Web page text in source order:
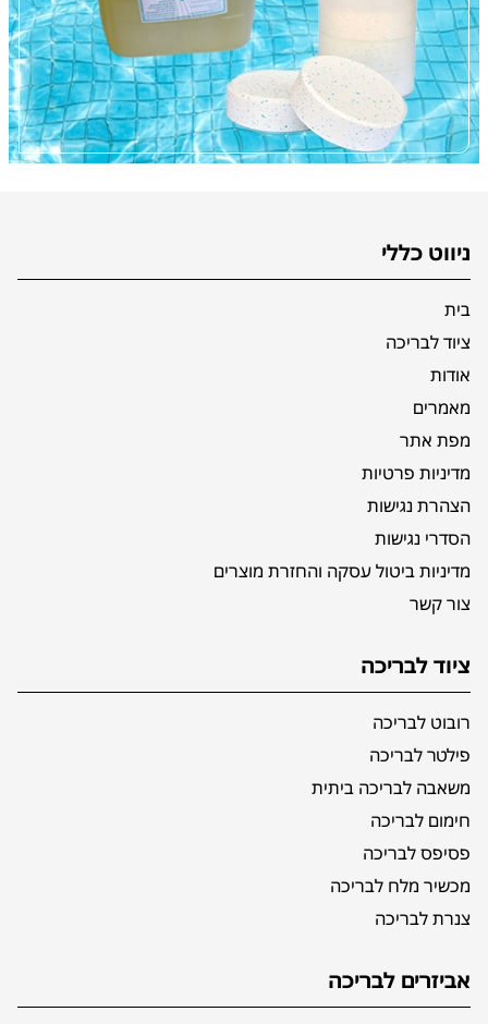
ניווט כללי
בית
ציוד לבריכה
אודות
מאמרים
מפת אתר
מדיניות פרטיות
הצהרת נגישות
הסדרי נגישות
מדיניות ביטול עסקה והחזרת מוצרים
צור קשר
ציוד לבריכה
רובוט לבריכה
פילטר לבריכה
משאבה לבריכה ביתית
חימום לבריכה
פסיפס לבריכה
מכשיר מלח לבריכה
צנרת לבריכה
אביזרים לבריכה